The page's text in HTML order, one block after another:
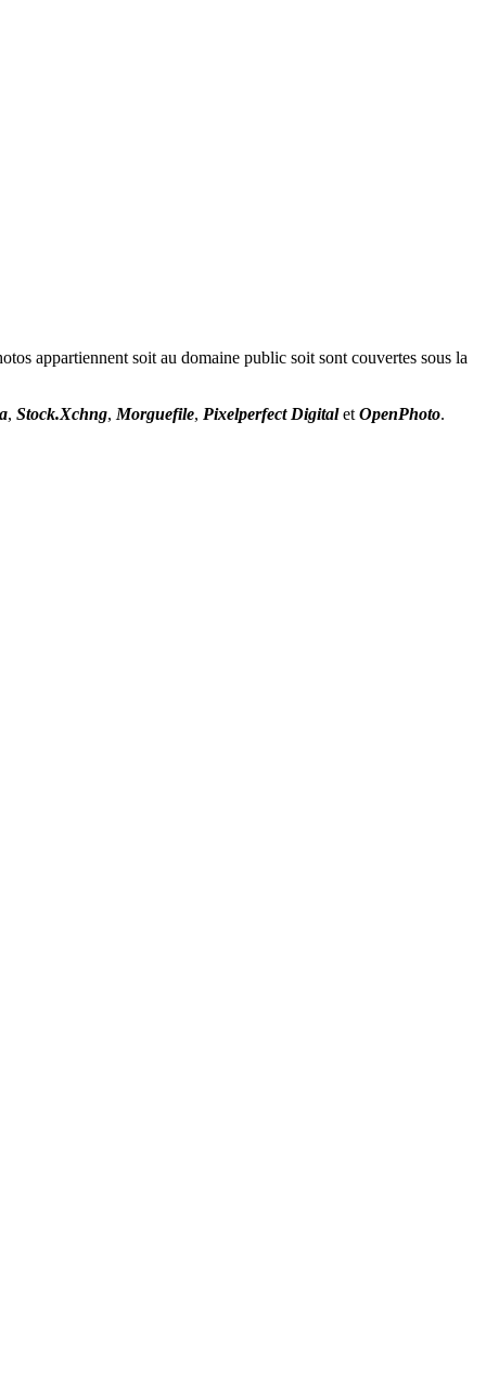
appartiennent soit au domaine public soit sont couvertes sous la
, Stock.Xchng, Morguefile, Pixelperfect Digitalet OpenPhoto.